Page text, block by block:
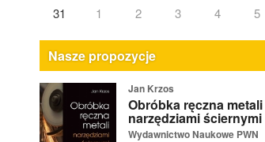
31
1 2 3 4 5
Nasze propozycje
Jan Krzos
Obróbka ręczna metali
narzędziami ściernymi
Wydawnictwo Naukowe PWN